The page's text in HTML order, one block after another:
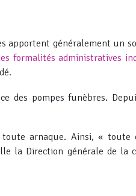
apportent généralement un
formalités administratives
des pompes funèbres.
arnaque. Ainsi, « toute
la Direction générale de la